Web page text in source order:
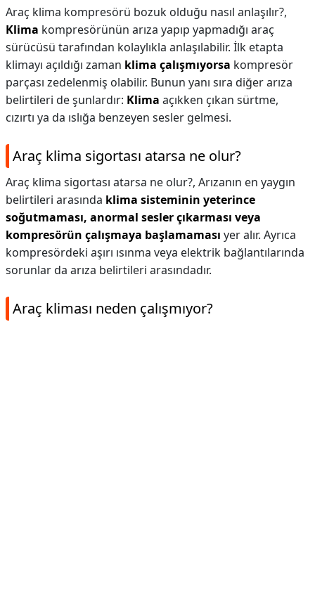
Araç klima kompresörü bozuk olduğu nasıl anlaşılır?,
Klima kompresörünün arıza yapıp yapmadığı araç
sürücüsü tarafından kolaylıkla anlaşılabilir. İlk etapta
klimayı açıldığı zaman klima çalışmıyorsa kompresör
parçası zedelenmiş olabilir. Bunun yanı sıra diğer arıza
belirtileri de şunlardır: Klima açıkken çıkan sürtme,
cızırtı ya da ıslığa benzeyen sesler gelmesi.
Araç klima sigortası atarsa ne olur?
Araç klima sigortası atarsa ne olur?, Arızanın en yaygın
belirtileri arasında klima sisteminin yeterince
soğutmaması, anormal sesler çıkarması veya
kompresörün çalışmaya başlamaması yer alır. Ayrıca
kompresördeki aşırı ısınma veya elektrik bağlantılarında
sorunlar da arıza belirtileri arasındadır.
Araç kliması neden çalışmıyor?